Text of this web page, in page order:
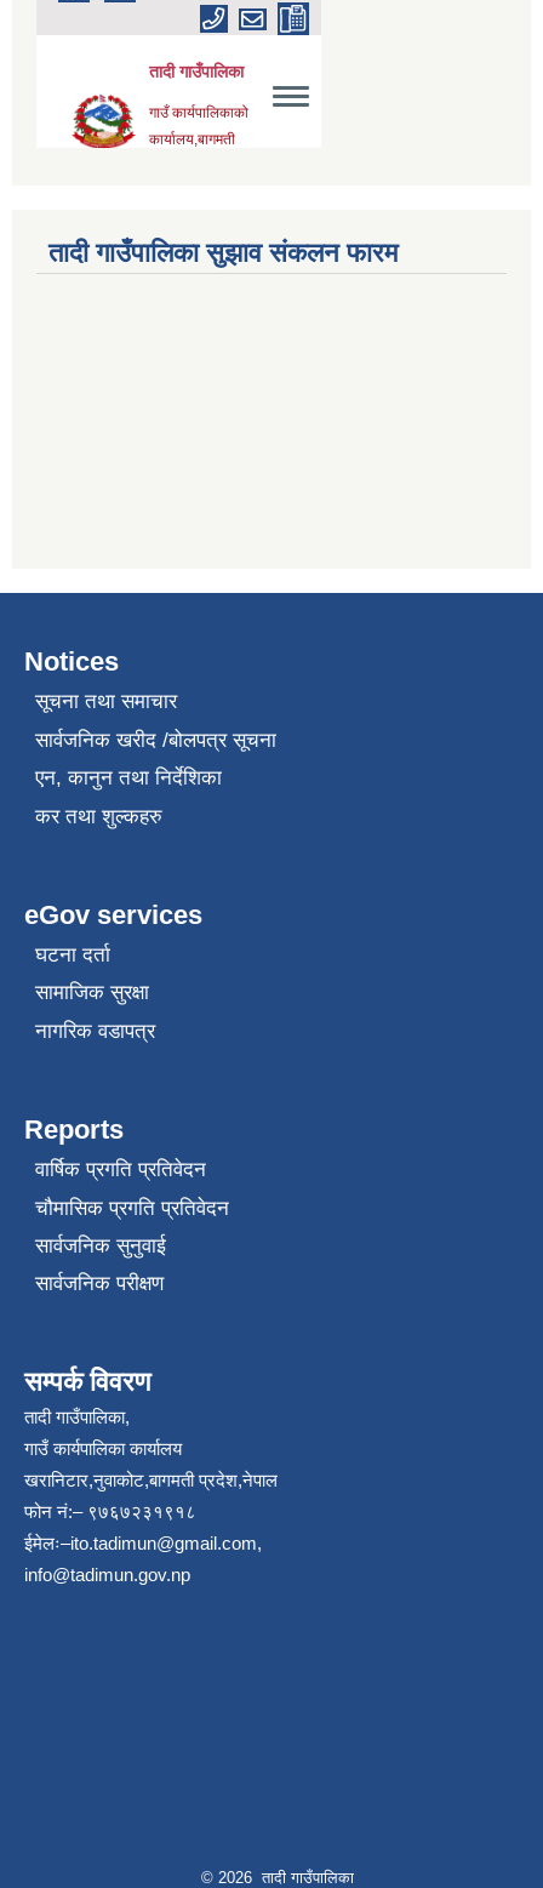
तादी गाउँपालिका सुझाव संकलन फारम
Notices
सूचना तथा समाचार
सार्वजनिक खरीद /बोलपत्र सूचना
एन, कानुन तथा निर्देशिका
कर तथा शुल्कहरु
eGov services
घटना दर्ता
सामाजिक सुरक्षा
नागरिक वडापत्र
Reports
वार्षिक प्रगति प्रतिवेदन
चौमासिक प्रगति प्रतिवेदन
सार्वजनिक सुनुवाई
सार्वजनिक परीक्षण
सम्पर्क विवरण
तादी गाउँपालिका,
गाउँ कार्यपालिका कार्यालय
खरानिटार,नुवाकोट,बागमती प्रदेश,नेपाल
फोन नं:– ९७६७२३१९१८
ईमेलः–ito.tadimun@gmail.com,
info@tadimun.gov.np
© 2026 तादी गाउँपालिका